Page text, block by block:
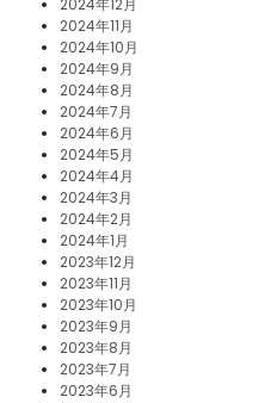
2024年12月
2024年11月
2024年10月
2024年9月
2024年8月
2024年7月
2024年6月
2024年5月
2024年4月
2024年3月
2024年2月
2024年1月
2023年12月
2023年11月
2023年10月
2023年9月
2023年8月
2023年7月
2023年6月